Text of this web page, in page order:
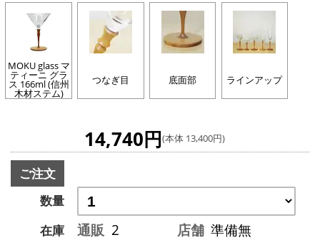
MOKU glass マ
ティーニ グラ
ス 166ml (信州
木材ステム)
つなぎ目 底面部 ラインアップ
14,740円(本体 13,400円)
ご注文
数量
在庫
通販 2 店舗 準備無